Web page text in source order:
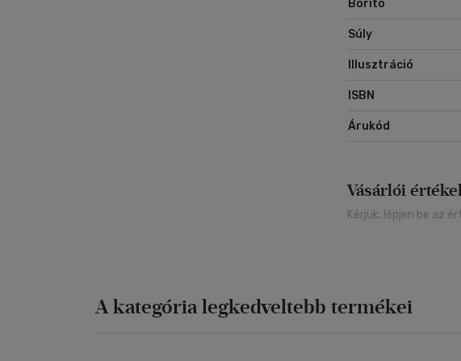
Borító
Súly
Illusztráció
ISBN
Árukód
Vásárlói
Kérjük, lépjen be az
A kategória legkedveltebb termékei